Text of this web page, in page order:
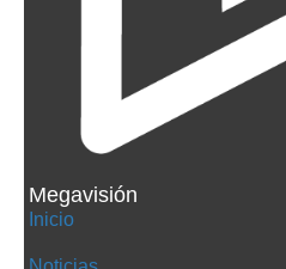
Megavisión
Inicio